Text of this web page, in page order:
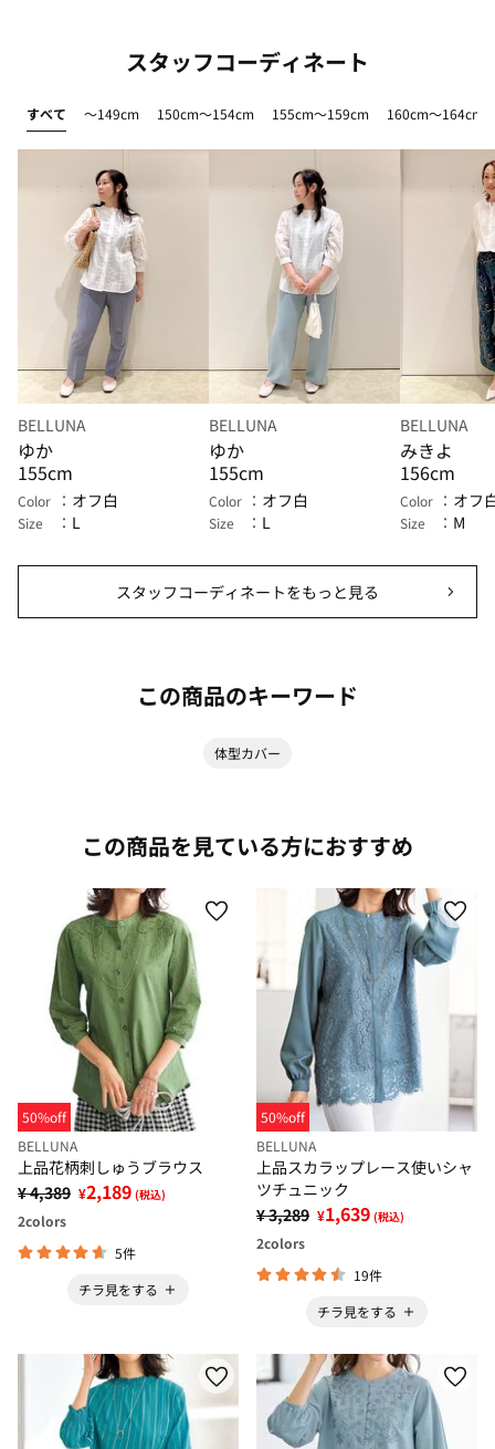
スタッフコーディネート
すべて ～149cm 150cm～154cm 155cm～159cm 160cm～164cm
BELLUNA
ゆか
155cm
Color オフ白
Size L
BELLUNA
ゆか
155cm
Color オフ白
Size L
BELLUNA
みきよ
156cm
Color オフ
Size M
スタッフコーディネートをもっと見る
この商品のキーワード
体型カバー
この商品を見ている方におすすめ
50%off
BELLUNA
上品花柄刺しゅうブラウス
¥ 4,389 ¥2,189 (税込)
2colors
5件
チラ見をする
50%off
BELLUNA
上品スカラップレース使いシャ
ツチュニック
¥ 3,289 ¥1,639 (税込)
2colors
19件
チラ見をする